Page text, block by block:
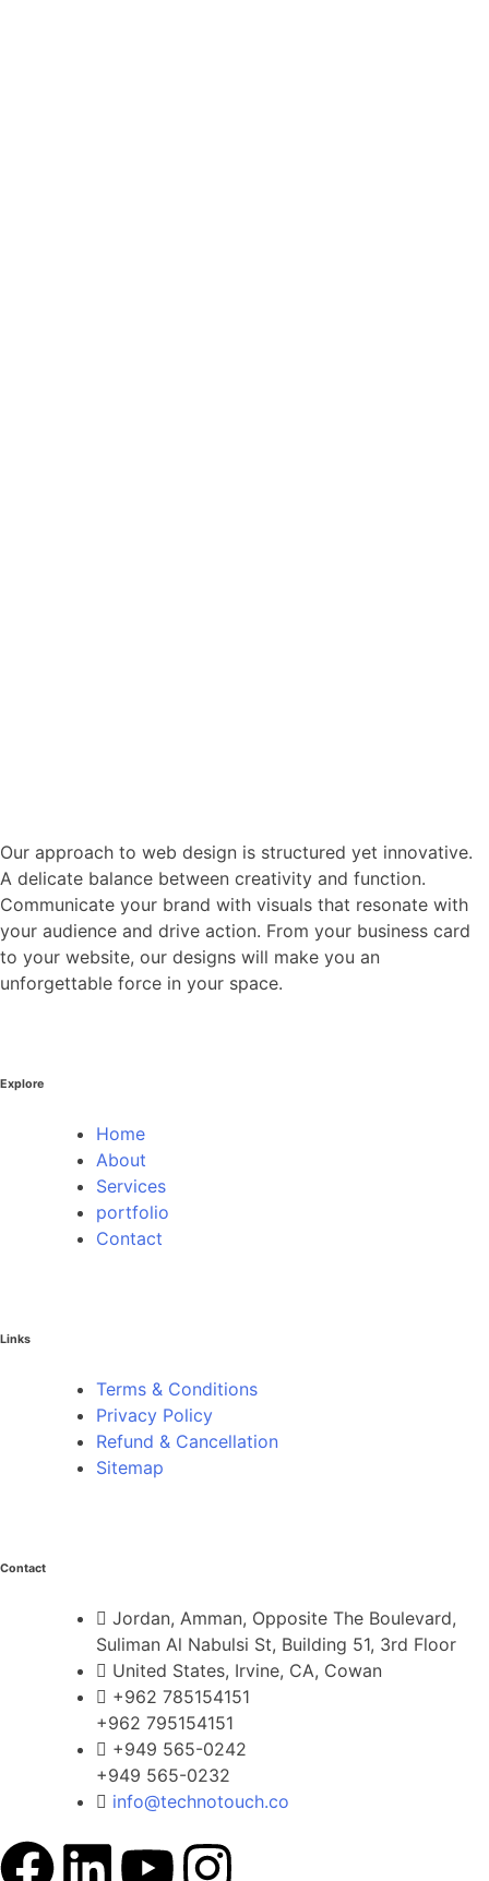
Our approach to web design is structured yet innovative.
A delicate balance between creativity and function.
Communicate your brand with visuals that resonate with
your audience and drive action. From your business card
to your website, our designs will make you an
unforgettable force in your space.
Explore
Home
About
Services
portfolio
Contact
Links
Terms & Conditions
Privacy Policy
Refund & Cancellation
Sitemap
Contact
Jordan, Amman, Opposite The Boulevard,
Suliman Al Nabulsi St, Building 51, 3rd Floor
United States, Irvine, CA, Cowan
+962 785154151
+962 795154151
+949 565-0242
+949 565-0232
info@technotouch.co